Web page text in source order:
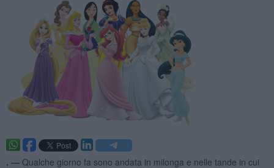
. — Qualche giorno fa sono andata in milonga e nelle tande in cui